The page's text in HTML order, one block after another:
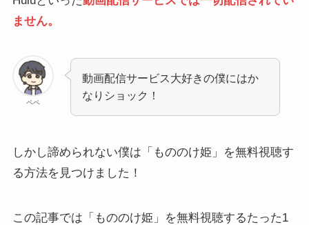
ません。
ペペ
動画配信サービス大好きの僕にはか
なりショック！
しかし諦められない僕は「もののけ姫」を無料視聴す
る方法を見つけました！
この記事では「もののけ姫」を無料視聴するたった1